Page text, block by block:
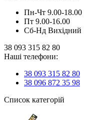
Пн-Чт 9.00-18.00
Пт 9.00-16.00
Сб-Нд Вихідний
38 093 315 82 80
Наші телефони:
38 093 315 82 80
38 096 872 35 98
Список категорій